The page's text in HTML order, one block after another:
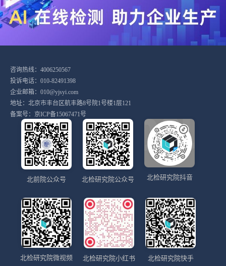
咨询热线：4006250567
投诉电话：010-82491398
企业邮箱：010@yjsyi.com
地址：北京市丰台区航丰路8号院1号楼1层121
备案号： 京ICP备15067471号
北前院公众号 北检研究院公众号 北检研究院抖音
北检研究院微视频 北检研究院小红书 北检研究院快手